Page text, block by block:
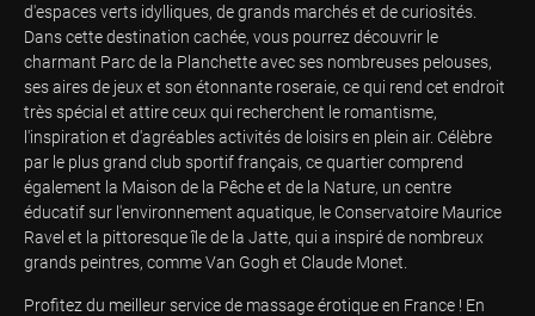
d'espaces verts idylliques, de grands marchés et de curiosités.
Dans cette destination cachée, vous pourrez découvrir le
charmant Parc de la Planchette avec ses nombreuses pelouses,
ses aires de jeux et son étonnante roseraie, ce qui rend cet endroit
très spécial et attire ceux qui recherchent le romantisme,
l'inspiration et d'agréables activités de loisirs en plein air. Célèbre
par le plus grand club sportif français, ce quartier comprend
également la Maison de la Pêche et de la Nature, un centre
éducatif sur l'environnement aquatique, le Conservatoire Maurice
Ravel et la pittoresque île de la Jatte, qui a inspiré de nombreux
grands peintres, comme Van Gogh et Claude Monet.
Profitez du meilleur service de massage érotique en France ! En